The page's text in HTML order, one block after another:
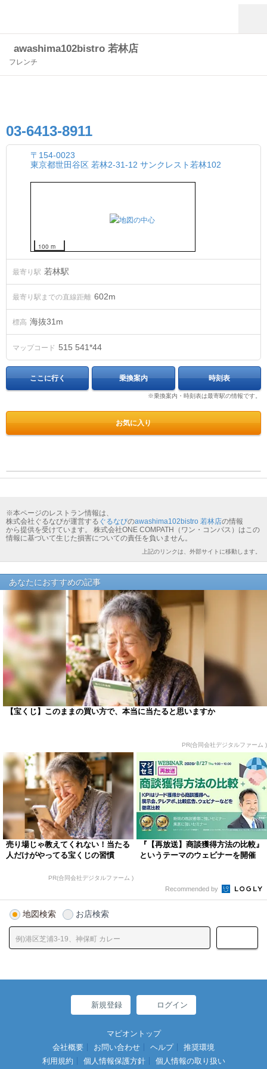
awashima102bistro 若林店
フレンチ
03-6413-8911
〒154-0023
東京都世田谷区 若林2-31-12 サンクレスト若林102
100 m
最寄り駅 若林駅
最寄り駅までの直線距離 602m
標高 海抜31 m
マップコード 515 541*44
ここに行く 乗換案内 時刻表
※乗換案内・時刻表は最寄駅の情報です。
お気に入り
※本ページのレストラン情報は、
株式会社ぐるなびが運営する ぐるなびのawashima102bistro 若林店の情報
から提供を受けています。 株式会社ONE COMPATH（ワン・コンパス）はこの
情報に基づいて生じた損害についての責任を負いません。
上記のリンクは、外部サイトに移動します。
あなたにおすすめの記事
【宝くじ】このままの買い方で、本当に当たると思いますか
PR(合同会社デジタルファーム )
売り場じゃ教えてくれない！当たる
人だけがやってる宝くじの習慣
PR(合同会社デジタルファーム )
『【再放送】商談獲得方法の比較』
というテーマのウェビナーを開催
Recommended by
地図検索 お店検索
新規登録 ログイン
マピオントップ
会社概要
お問い合わせ ヘルプ
推奨環境
利用規約
個人情報保護方針 個人情報の取り扱い